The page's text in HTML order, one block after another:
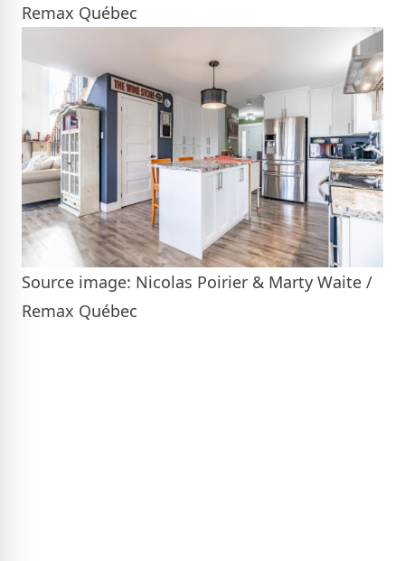
Remax Québec
Source image: Nicolas Poirier & Marty Waite /
Remax Québec